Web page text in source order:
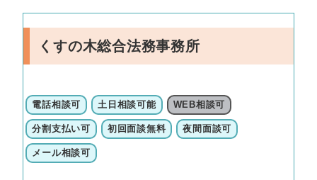
くすの木総合法務事務所
電話相談可 土日相談可能 WEB相談可
分割支払い可 初回面談無料 夜間面談可
メール相談可